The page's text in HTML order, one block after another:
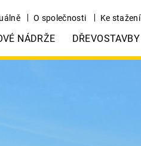
O společnosti Ke stažení
NÁDRŽE DŘEVOSTAVBY